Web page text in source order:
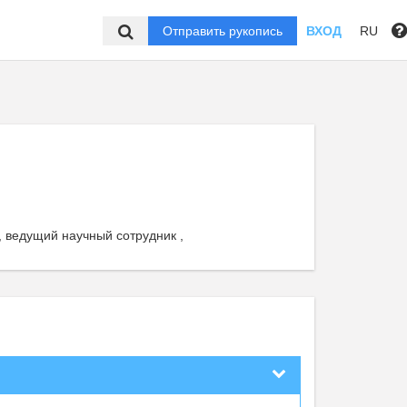
Отправить рукопись ВХОД RU
научный сотрудник ,